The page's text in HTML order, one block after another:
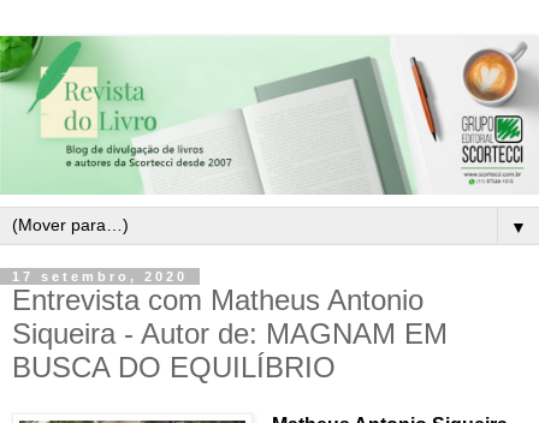
▼
17 setembro, 2020
Entrevista com Matheus Antonio
Siqueira - Autor de: MAGNAM EM
BUSCA DO EQUILÍBRIO